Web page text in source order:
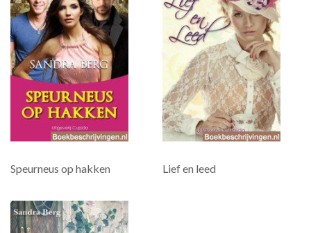
Speurneus op hakken Lief en leed